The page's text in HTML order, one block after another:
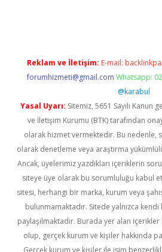
Reklam ve İletişim: E-mail:
forumhizmeti@gmail.com Whatsapp:
@karabul
Yasal Uyarı: Sitemiz, 5651 Sayılı Kanun
ve İletişim Kurumu (BTK) tarafından
olarak hizmet vermektedir. Bu nedenle,
olarak denetleme veya araştırma
Ancak, üyelerimiz yazdıkları içeriklerin
siteye üye olarak bu sorumluluğu kabul
sitesi, herhangi bir marka, kurum veya
bulunmamaktadır. Sitede yalnızca kendi
paylaşılmaktadır. Burada yer alan
olup, gerçek kurum ve kişiler hakkında
Gerçek kurum ve kişiler ile isim